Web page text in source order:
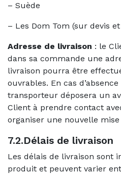
– Suède
– Les Dom Tom (sur devis
Adresse de livraison : le
dans sa commande une
livraison pourra être
ouvrables. En cas
transporteur déposera un
Client à prendre contact
organiser une nouvelle
7.2.Délais de livraison
Les délais de livraison sont
produit et peuvent varier